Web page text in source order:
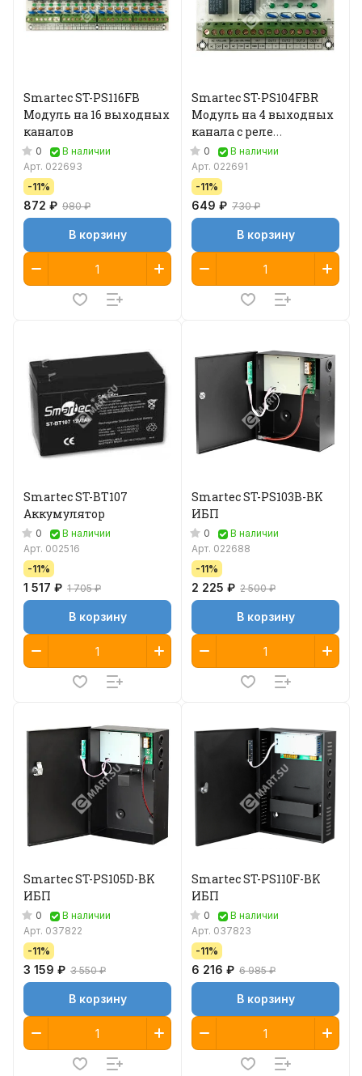
Smartec ST-PS116FB
Модуль на 16 выходных
каналов
0
В наличии
Арт. 022693
-11%
872 ₽ 980 ₽
В корзину
Smartec ST-PS104FBR
Модуль на 4 выходных
канала с реле
мониторинга
0
В наличии
Арт. 022691
-11%
649 ₽ 730 ₽
В корзину
Smartec ST-BT107
Аккумулятор
0
В наличии
Арт. 002516
-11%
1 517 ₽ 1 705 ₽
В корзину
Smartec ST-PS103B-BK
ИБП
0
В наличии
Арт. 022688
-11%
2 225 ₽ 2 500 ₽
В корзину
Smartec ST-PS105D-BK
ИБП
0
В наличии
Арт. 037822
-11%
3 159 ₽ 3 550 ₽
В корзину
Smartec ST-PS110F-BK
ИБП
0
В наличии
Арт. 037823
-11%
6 216 ₽ 6 985 ₽
В корзину